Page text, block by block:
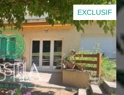
EXCLUSIF